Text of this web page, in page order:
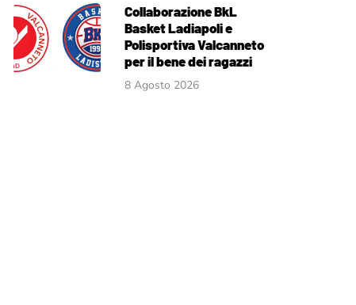
Collaborazione BkL
Basket Ladiapoli e
Polisportiva Valcanneto
per il bene dei ragazzi
8 Agosto 2026